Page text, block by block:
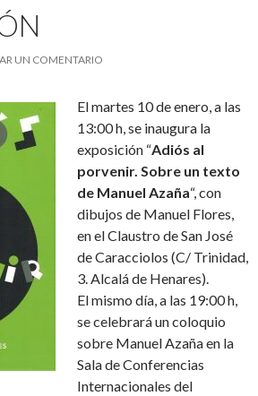
UN COMENTARIO
El martes 10 de enero, a las
13:00 h, se inaugura la
exposición “Adiós al
porvenir. Sobre un texto
de Manuel Azaña“, con
dibujos de Manuel Flores,
en el Claustro de San José
de Caracciolos (C/ Trinidad,
3. Alcalá de Henares).
El mismo día, a las 19:00 h,
se celebrará un coloquio
sobre Manuel Azaña en la
Sala de Conferencias
Internacionales del